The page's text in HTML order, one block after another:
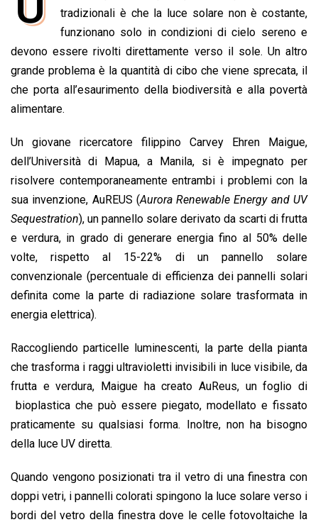
e
o
o
k
t
s
A
p
p
k
e
d
I
n
e
a
d
s
i
l
y
L
i
n
k
n
t
tradizionali è che la luce solare non è costante,
funzionano solo in condizioni di cielo sereno e
devono essere rivolti direttamente verso il sole. Un altro
grande problema è la quantità di cibo che viene sprecata, il
che porta all’esaurimento della biodiversità e alla povertà
alimentare.
Un giovane ricercatore filippino Carvey Ehren Maigue,
dell’Università di Mapua, a Manila, si è impegnato per
risolvere contemporaneamente entrambi i problemi con la
sua invenzione, AuREUS (Aurora Renewable Energy and UV
Sequestration), un pannello solare derivato da scarti di frutta
e verdura, in grado di generare energia fino al 50% delle
volte, rispetto al 15-22% di un pannello solare
convenzionale (percentuale di efficienza dei pannelli solari
definita come la parte di radiazione solare trasformata in
energia elettrica).
Raccogliendo particelle luminescenti, la parte della pianta
che trasforma i raggi ultravioletti invisibili in luce visibile, da
frutta e verdura, Maigue ha creato AuReus, un foglio di
bioplastica che può essere piegato, modellato e fissato
praticamente su qualsiasi forma. Inoltre, non ha bisogno
della luce UV diretta.
Quando vengono posizionati tra il vetro di una finestra con
doppi vetri, i pannelli colorati spingono la luce solare verso i
bordi del vetro della finestra dove le celle fotovoltaiche la